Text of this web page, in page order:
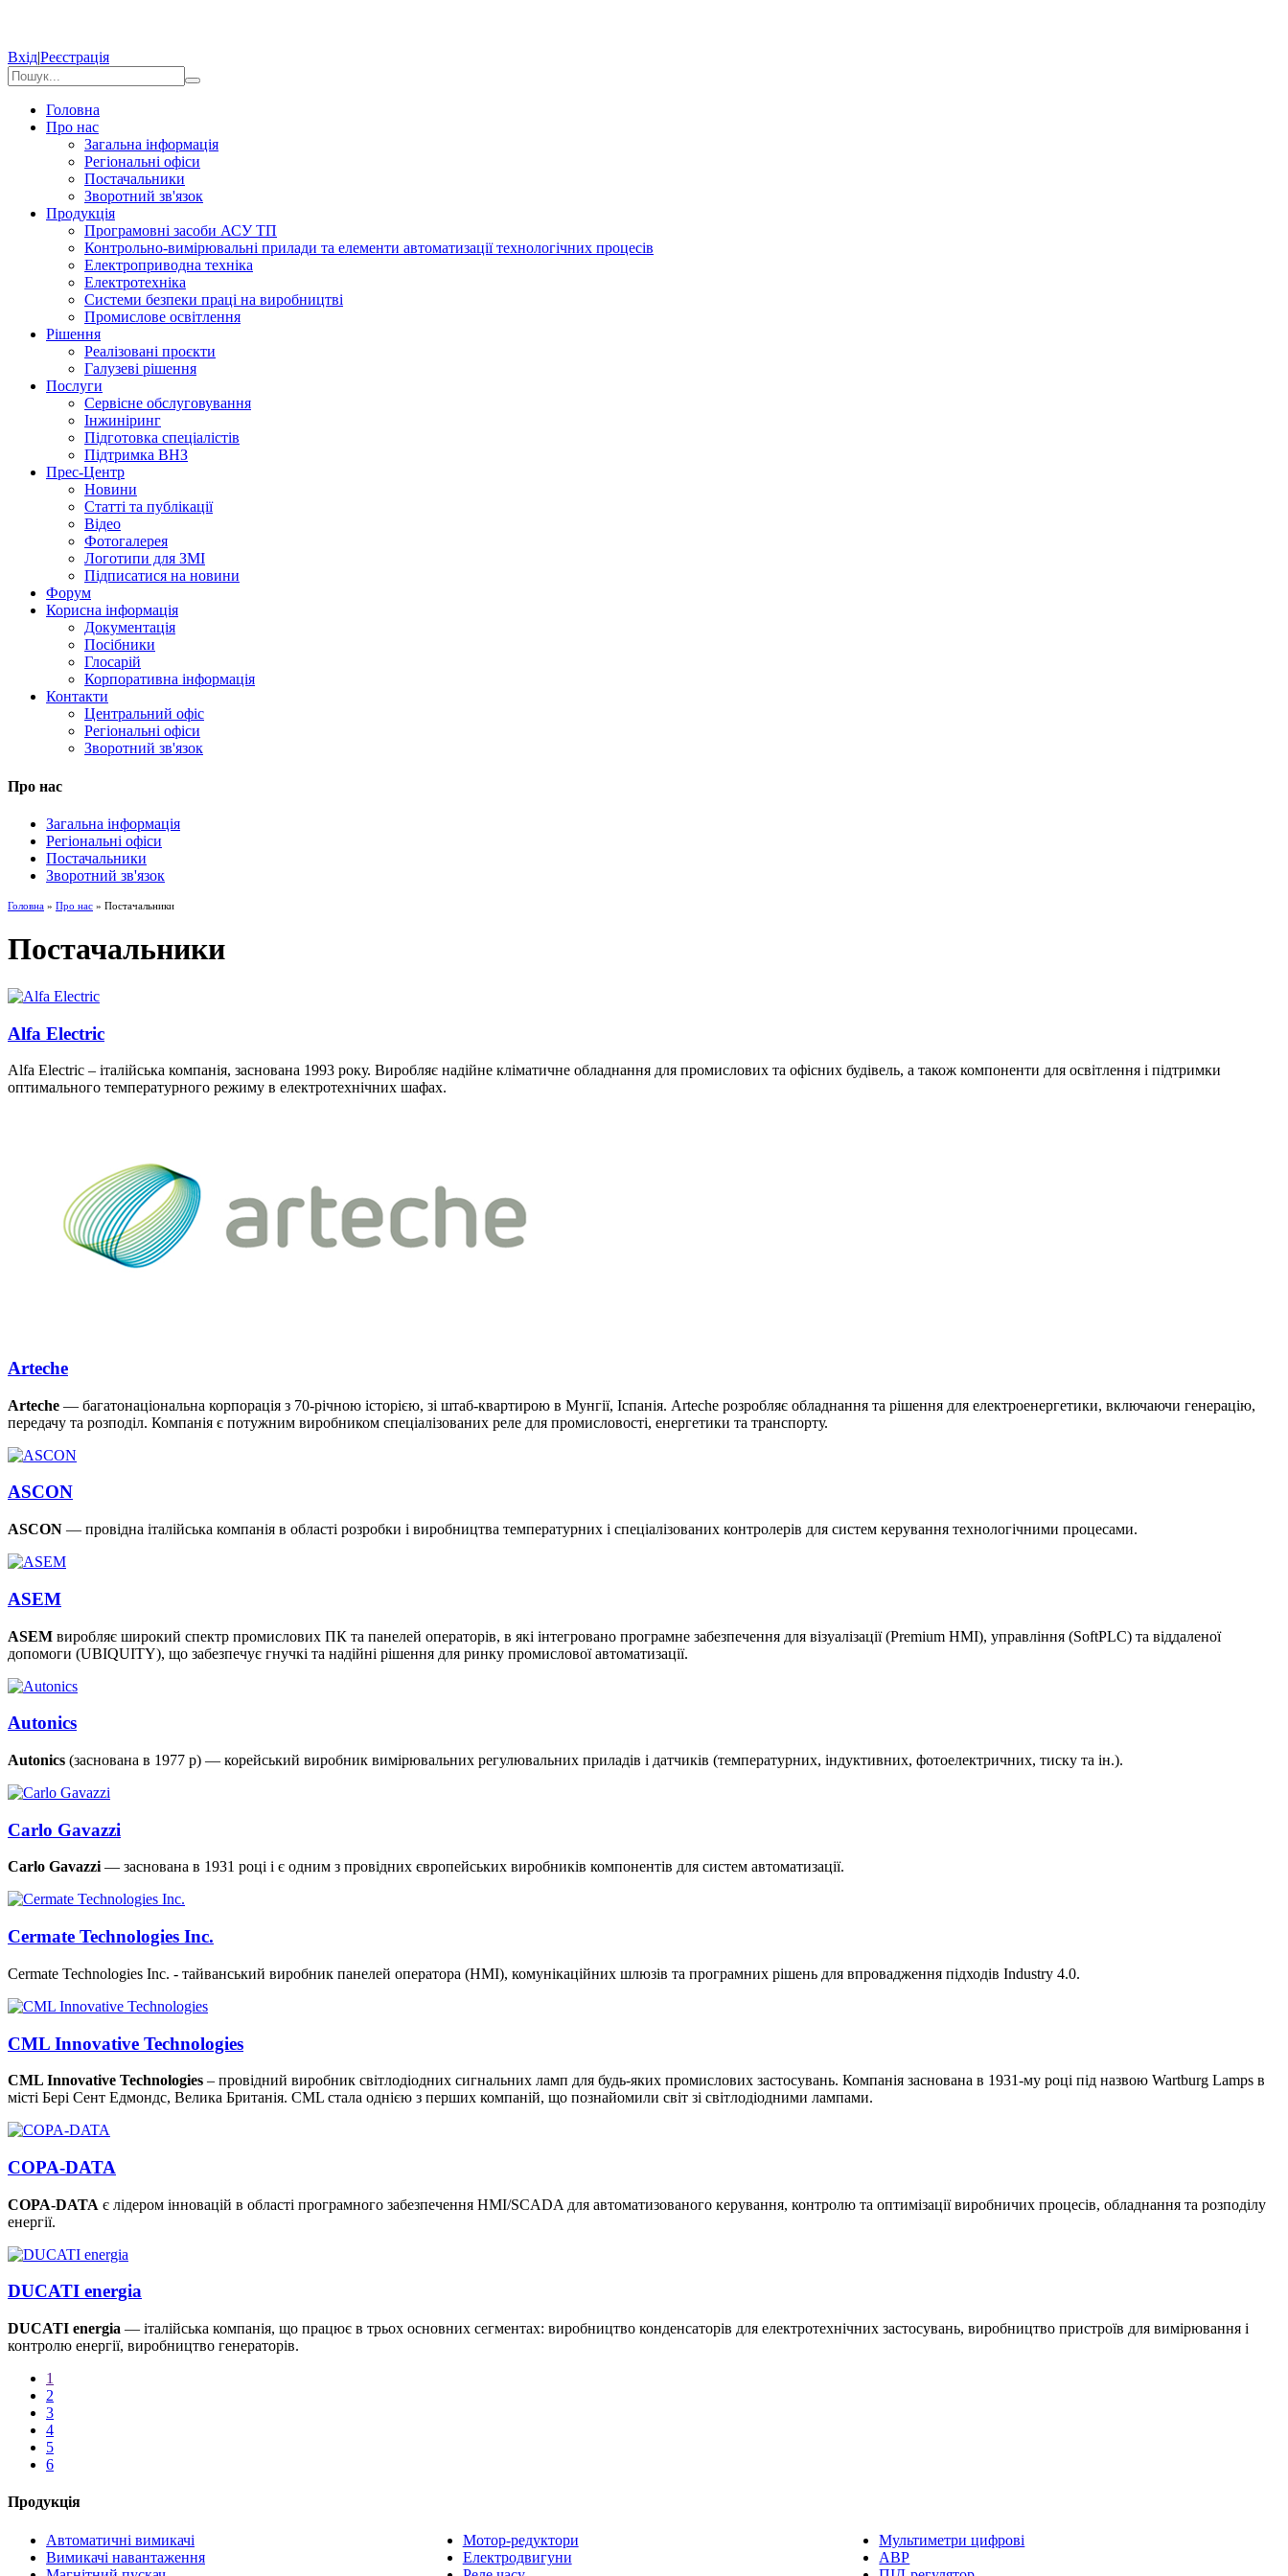
Вхід|Реєстрація
Головна
Про нас
Загальна інформація
Регіональні офіси
Постачальники
Зворотний зв'язок
Продукція
Програмовні засоби АСУ ТП
Контрольно-вимірювальні прилади та елементи автоматизації технологічних процесів
Електроприводна техніка
Електротехніка
Системи безпеки праці на виробництві
Промислове освітлення
Рішення
Реалізовані проєкти
Галузеві рішення
Послуги
Сервісне обслуговування
Інжиніринг
Підготовка спеціалістів
Підтримка ВНЗ
Прес-Центр
Новини
Статті та публікації
Відео
Фотогалерея
Логотипи для ЗМІ
Підписатися на новини
Форум
Корисна інформація
Документація
Посібники
Глосарій
Корпоративна інформація
Контакти
Центральний офіс
Регіональні офіси
Зворотний зв'язок
Про нас
Загальна інформація
Регіональні офіси
Постачальники
Зворотний зв'язок
Головна » Про нас » Постачальники
Постачальники
Alfa Electric
Alfa Electric – італійська компанія, заснована 1993 року. Виробляє надійне кліматичне обладнання для промислових та офісних будівель, а також компоненти для освітлення і підтримки
оптимального температурного режиму в електротехнічних шафах.
Arteche
Arteche — багатонаціональна корпорація з 70-річною історією, зі штаб-квартирою в Мунгії, Іспанія. Arteche розробляє обладнання та рішення для електроенергетики, включаючи генерацію,
передачу та розподіл. Компанія є потужним виробником спеціалізованих реле для промисловості, енергетики та транспорту.
ASCON
ASCON — провідна італійська компанія в області розробки і виробництва температурних і спеціалізованих контролерів для систем керування технологічними процесами.
ASEM
ASEM виробляє широкий спектр промислових ПК та панелей операторів, в які інтегровано програмне забезпечення для візуалізації (Premium HMI), управління (SoftPLC) та віддаленої
допомоги (UBIQUITY), що забезпечує гнучкі та надійні рішення для ринку промислової автоматизації.
Autonics
Autonics (заснована в 1977 р) — корейський виробник вимірювальних регулювальних приладів і датчиків (температурних, індуктивних, фотоелектричних, тиску та ін.).
Carlo Gavazzi
Carlo Gavazzi— заснована в 1931 році і є одним з провідних європейських виробників компонентів для систем автоматизації.
Cermate Technologies Inc.
Cermate Technologies Inc. - тайванський виробник панелей оператора (HMI), комунікаційних шлюзів та програмних рішень для впровадження підходів Industry 4.0.
CML Innovative Technologies
CML Innovative Technologies – провідний виробник світлодіодних сигнальних ламп для будь-яких промислових застосувань. Компанія заснована в 1931-му році під назвою Wartburg Lamps в
місті Бері Сент Едмондс, Велика Британія. CML стала однією з перших компаній, що познайомили світ зі світлодіодними лампами.
COPA-DATA
COPA-DATA є лідером інновацій в області програмного забезпечення HMI/SCADA для автоматизованого керування, контролю та оптимізації виробничих процесів, обладнання та розподілу
енергії.
DUCATI energia
DUCATI energia — італійська компанія, що працює в трьох основних сегментах: виробництво конденсаторів для електротехнічних застосувань, виробництво пристроїв для вимірювання і
контролю енергії, виробництво генераторів.
1
2
3
4
5
6
Продукція
Автоматичні вимикачі
Вимикачі навантаження
Мотор-редуктори
Електродвигуни
Мультиметри цифрові
АВР